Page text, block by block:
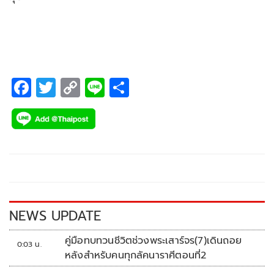
F
ac
e
k
T
wi
tt
C
o
p
k
Li
NEWS UPDATE
0:03 น.
คู่มือทบทวนชีวิตช่วงพระเสาร์จร(7)เดินถอย
หลังสำหรับคนทุกลัคนาราศีตอนที่2